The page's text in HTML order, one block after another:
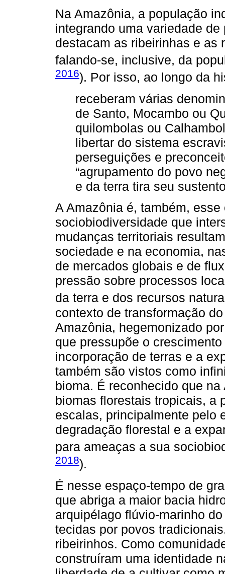
Na Amazônia, a população
integrando uma variedade
destacam as ribeirinhas e as
falando-se, inclusive, da
2016). Por isso, ao longo da
receberam várias
de Santo, Mocambo ou
quilombolas ou
libertar do sistema
perseguições e
“agrupamento do povo
e da terra tira seu
A Amazônia é, também,
sociobiodiversidade que
mudanças territoriais
sociedade e na economia,
de mercados globais e de
pressão sobre processos
da terra e dos recursos
contexto de transformação
Amazônia, hegemonizado
que pressupõe o
incorporação de terras e a
também são vistos como
bioma. É reconhecido que
biomas florestais tropicais, a
escalas, principalmente pelo
degradação florestal e a
para ameaças a sua
2018).
É nesse espaço-tempo de
que abriga a maior bacia
arquipélago flúvio-marinho
tecidas por povos
ribeirinhos. Como
construíram uma identidade